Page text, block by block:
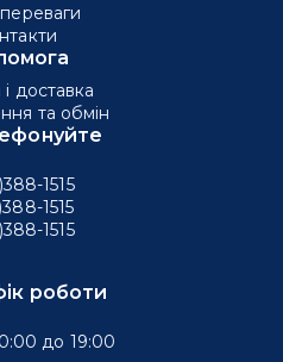
роботи
до 19:00
1515
1515
1515
доставка
та обмін